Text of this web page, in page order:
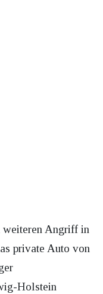
weiteren Angriff in
private Auto von
Holstein